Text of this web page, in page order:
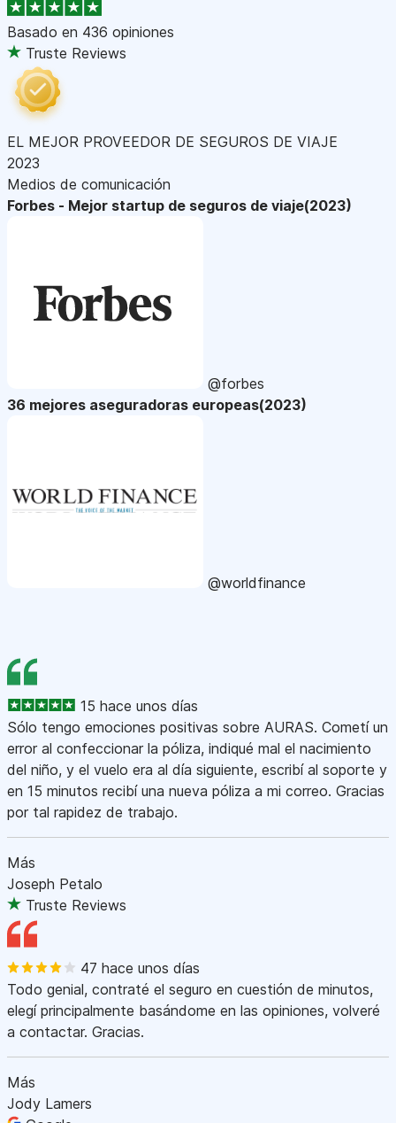
Basado en 436 opiniones
Truste Reviews
EL MEJOR PROVEEDOR DE SEGUROS DE VIAJE
2023
Medios de comunicación
Forbes - Mejor startup de seguros de viaje(2023)
@forbes
36 mejores aseguradoras europeas(2023)
@worldfinance
15 hace unos días
Sólo tengo emociones positivas sobre AURAS. Cometí un
error al confeccionar la póliza, indiqué mal el nacimiento
del niño, y el vuelo era al día siguiente, escribí al soporte y
en 15 minutos recibí una nueva póliza a mi correo. Gracias
por tal rapidez de trabajo.
Más
Joseph Petalo
Truste Reviews
47 hace unos días
Todo genial, contraté el seguro en cuestión de minutos,
elegí principalmente basándome en las opiniones, volveré
a contactar. Gracias.
Más
Jody Lamers